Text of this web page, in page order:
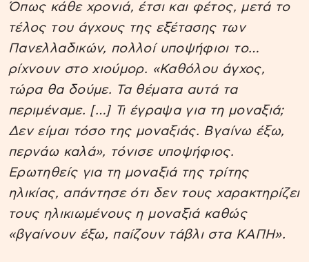
Όπως κάθε χρονιά, έτσι και φέτος, μετά το
τέλος του άγχους της εξέτασης των
Πανελλαδικών, πολλοί υποψήφιοι το…
ρίχνουν στο χιούμορ. «Καθόλου άγχος,
τώρα θα δούμε. Τα θέματα αυτά τα
περιμέναμε. […] Τι έγραψα για τη μοναξιά;
Δεν είμαι τόσο της μοναξιάς. Βγαίνω έξω,
περνάω καλά», τόνισε υποψήφιος.
Ερωτηθείς για τη μοναξιά της τρίτης
ηλικίας, απάντησε ότι δεν τους χαρακτηρίζει
τους ηλικιωμένους η μοναξιά καθώς
«βγαίνουν έξω, παίζουν τάβλι στα ΚΑΠΗ».